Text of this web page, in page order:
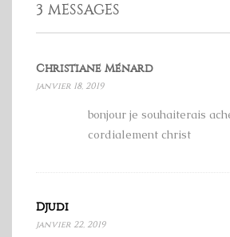
3 MESSAGES
Christiane Ménard
janvier 18, 2019
bonjour je souhaiterais
cordialement christ
Djudi
janvier 22, 2019